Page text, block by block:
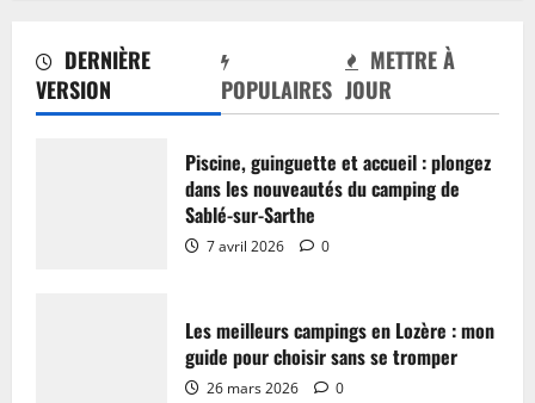
DERNIÈRE
VERSION
POPULAIRES
METTRE À
JOUR
Piscine, guinguette et accueil : plongez
dans les nouveautés du camping de
Sablé-sur-Sarthe
7 avril 2026 0
Les meilleurs campings en Lozère : mon
guide pour choisir sans se tromper
26 mars 2026 0